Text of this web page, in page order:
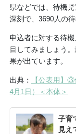
県などでは、待機
深刻で、3690人の
申込者に対する待
目してみましょう
果が出ています。
出典：
【公表用】
4月1日）＜本体＞
子育
見え